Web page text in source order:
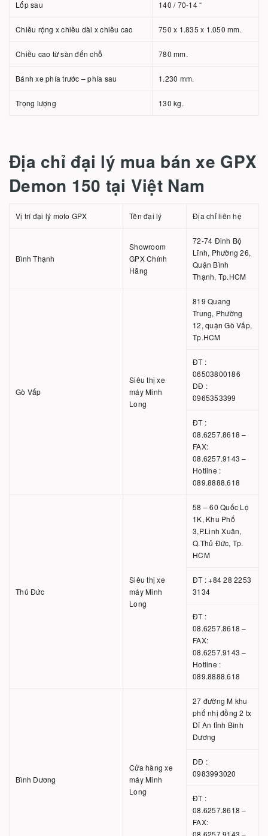
Lốp sau 140 / 70-14 “
Chiều rộng x chiều dài x chiều cao 750 x 1.835 x 1.050 mm.
Chiều cao từ sàn đến chỗ 780 mm.
Bánh xe phía trước – phía sau 1.230 mm.
Trọng lượng 130 kg.
Địa chỉ đại lý mua bán xe GPX
Demon 150 tại Việt Nam
Vị trí đại lý moto GPX Tên đại lý Địa chỉ liên hệ
Bình Thạnh
Showroom
GPX Chính
Hãng
72-74 Đinh Bộ
Lĩnh, Phường 26,
Quận Bình
Thạnh, Tp.HCM
Gò Vấp
Siêu thị xe
máy Minh
Long
819 Quang
Trung, Phường
12, quận Gò Vấp,
Tp.HCM
ĐT :
06503800186
DĐ :
0965353399
ĐT :
08.6257.8618 –
FAX:
08.6257.9143 –
Hotline :
089.8888.618
Thủ Đức
Siêu thị xe
máy Minh
Long
58 – 60 Quốc Lộ
1K, Khu Phố
3,P.Linh Xuân,
Q.Thủ Đức, Tp.
HCM
ĐT : +84 28 2253
3134
ĐT :
08.6257.8618 –
FAX:
08.6257.9143 –
Hotline :
089.8888.618
Bình Dương
Cửa hàng xe
máy Minh
Long
27 đường M khu
phố nhị đồng 2 tx
Dĩ An tỉnh Bình
Dương
DĐ :
0983993020
ĐT :
08.6257.8618 –
FAX: